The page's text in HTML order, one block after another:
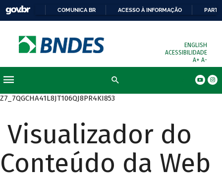
COMUNICA BR ACESSO À INFORMAÇÃO
ENGLISH
ACESSIBILIDADE
A+ A-
Z7_7QGCHA41L8JT106QJ8PR4KI853
Visualizador do
Conteúdo da Web